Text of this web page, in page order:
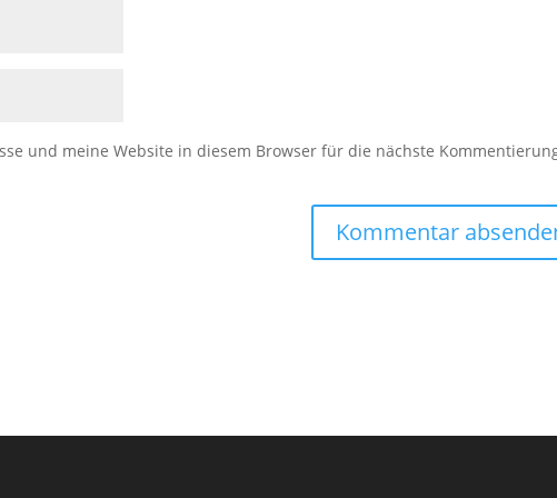
und meine Website in diesem Browser für die nächste